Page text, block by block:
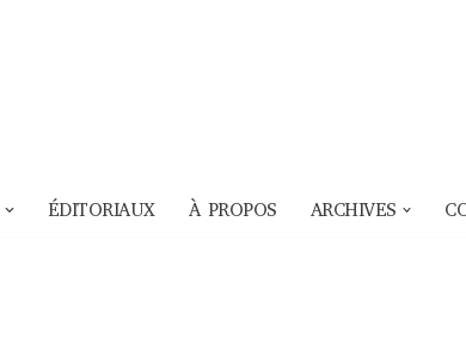
ÉDITORIAUX À PROPOS ARCHIVES